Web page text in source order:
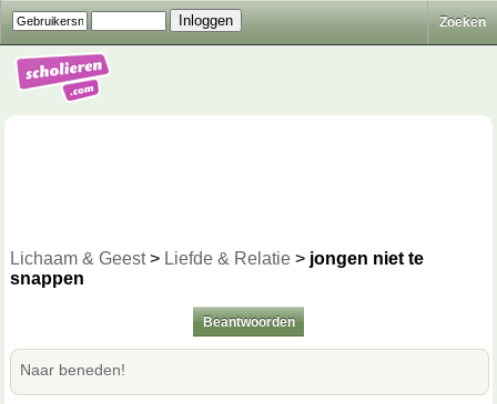
Zoeken
Lichaam & Geest> Liefde & Relatie > jongen niet te
snappen
Beantwoorden
Naar beneden!